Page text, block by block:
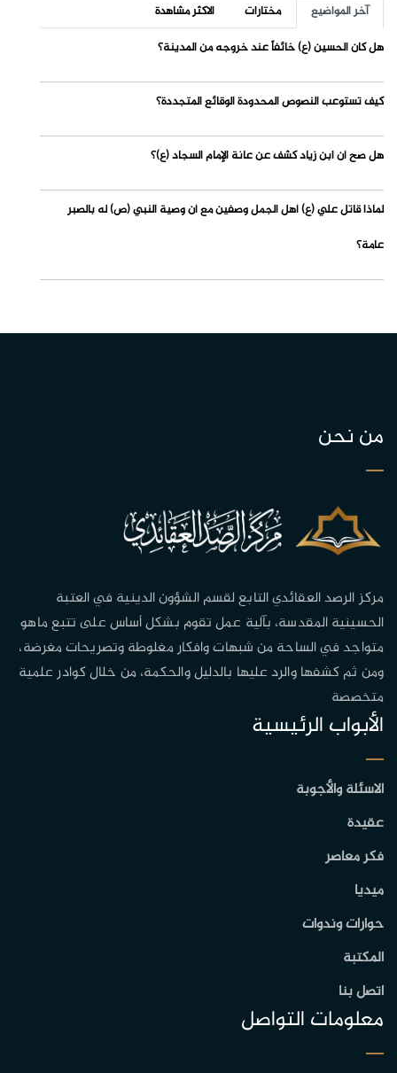
آخر المواضيع مختارات
الاكثر مشاهدة
هل كان الحسين (ع) خائفاً عند خروجه من المدينة؟
كيف تستوعب النصوص المحدودة الوقائع المتجددة؟
هل صح أن ابن زياد كشف عن عانة الإمام السجاد (ع)؟
لماذا قاتل علي (ع) أهل الجمل وصفين مع أن وصية النبي (ص) له بالصبر
عامة؟
من نحن
مركز الرصد العقائدي التابع لقسم الشؤون الدينية في العتبة
الحسينية المقدسة، بآلية عمل تقوم بشكل أساس على تتبع ماهو
متواجد في الساحة من شبهات وافكار مغلوطة وتصريحات مغرضة،
ومن ثم كشفها والرد عليها بالدليل والحكمة، من خلال كوادر علمية
متخصصة
الأبواب الرئيسية
الاسئلة والأجوبة
عقيدة
فكر معاصر
ميديا
حوارات وندوات
المكتبة
اتصل بنا
معلومات التواصل